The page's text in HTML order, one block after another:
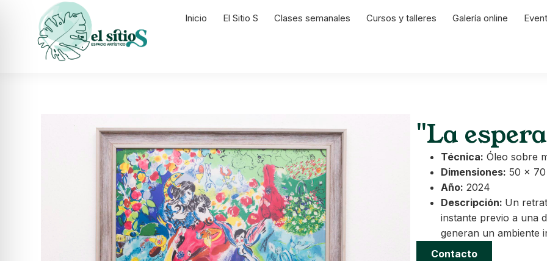
Inicio El Sitio S Clases semanales Cursos y talleres Galería online
"La
Técnica: Óleo sobre
Dimensiones: 50 x
Año: 2024
Descripción: Un
instante previo a una
generan un ambiente
Contacto